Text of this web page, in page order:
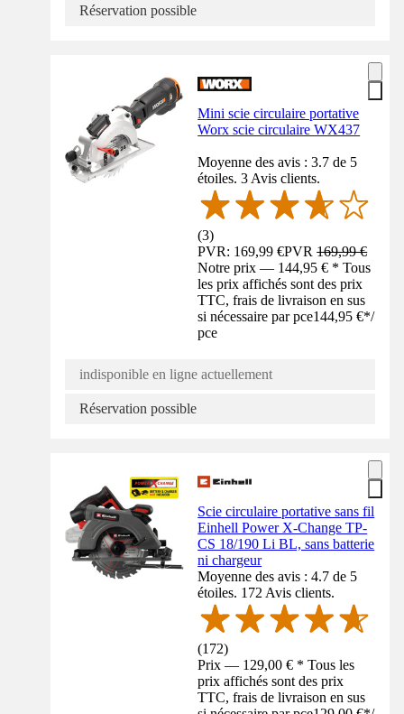
Réservation possible
Mini scie circulaire portative
Worx scie circulaire WX437
Moyenne des avis : 3.7 de 5
étoiles. 3 Avis clients.
(3)
PVR: 169,99 €PVR169,99 €
Notre prix — 144,95 € * Tous
les prix affichés sont des prix
TTC, frais de livraison en sus
si nécessaire par pce144,95 €*/
pce
indisponible en ligne actuellement
Réservation possible
Scie circulaire portative sans fil
Einhell Power X-Change TP-
CS 18/190 Li BL, sans batterie
ni chargeur
Moyenne des avis : 4.7 de 5
étoiles. 172 Avis clients.
(172)
Prix — 129,00 € * Tous les
prix affichés sont des prix
TTC, frais de livraison en sus